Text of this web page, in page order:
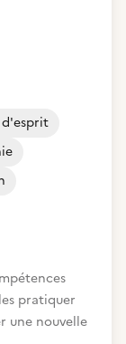
d'esprit
pratiquer
une nouvelle